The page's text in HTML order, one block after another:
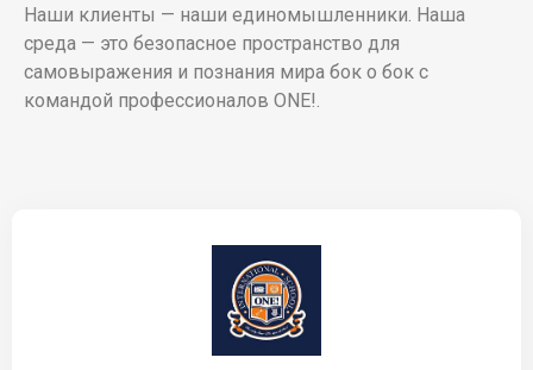
Наши клиенты — наши единомышленники. Наша
среда — это безопасное пространство для
самовыражения и познания мира бок о бок с
командой профессионалов ONE!.